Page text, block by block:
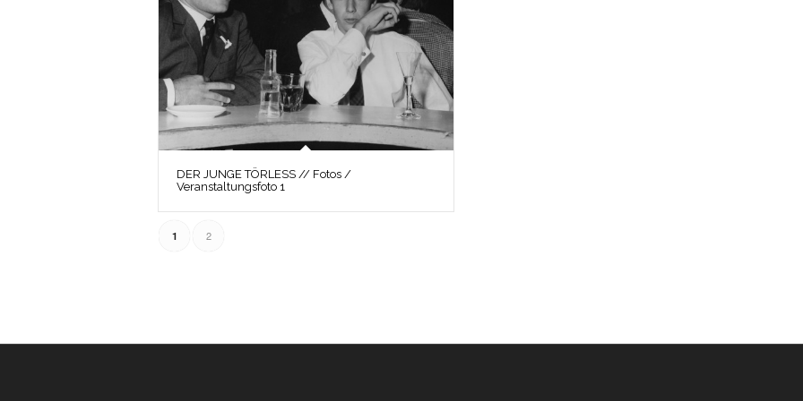
DER JUNGE TÖRLESS // Fotos /
Veranstaltungsfoto 1
1 2